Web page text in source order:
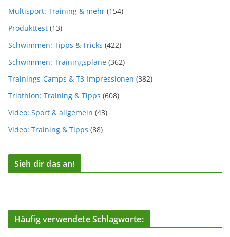
Multisport: Training & mehr (154)
Produkttest (13)
Schwimmen: Tipps & Tricks (422)
Schwimmen: Trainingspläne (362)
Trainings-Camps & T3-Impressionen (382)
Triathlon: Training & Tipps (608)
Video: Sport & allgemein (43)
Video: Training & Tipps (88)
Sieh dir das an!
Häufig verwendete Schlagworte: